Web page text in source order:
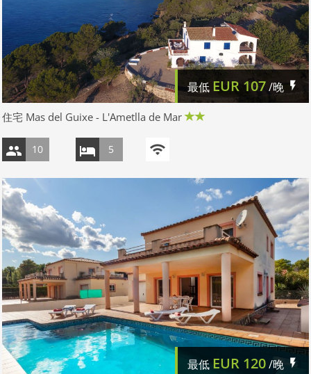
最低 EUR 107/晚
住宅 Mas del Guixe - L'Ametlla de Mar
10 5
最低 EUR 120/晚